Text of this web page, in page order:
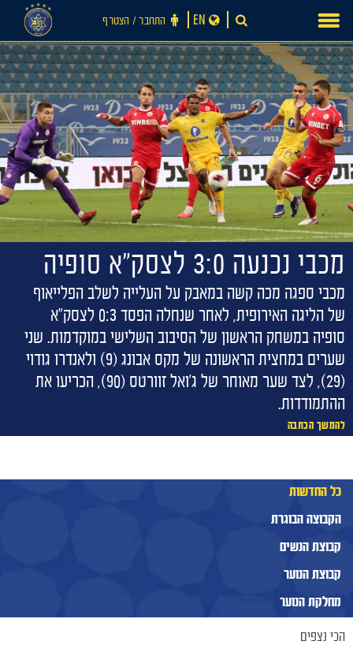
חדשות
content
התחבר ‪/‬ הצטרף EN
מכבי נכנעה 3:0 לצסק״א סופיה
מכבי ספגה מכה קשה במאבק על העלייה לשלב הפלייאוף
של הליגה האירופית, לאחר שנחלה הפסד 0:3 לצסק"א
סופיה במשחק הראשון של הסיבוב השלישי במוקדמות. שני
שערים במחצית הראשונה של מקס אבונג (9) ולאנדרו גודוי
(29), לצד שער מאוחר של ג'ואל זוורטס (90), הכריעו את
ההתמודדות.
להמשך הכתבה
כל החדשות
הקבוצה הבוגרת
קבוצת הנשים
קבוצת הנוער
מחלקת הנוער
הכי נצפים